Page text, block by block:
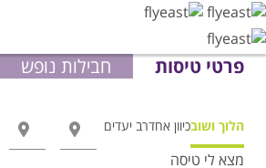
פרטי טיסות חבילות נופש
הלוך ושובכיוון אחדרב יעדים
מצא לי טיסה